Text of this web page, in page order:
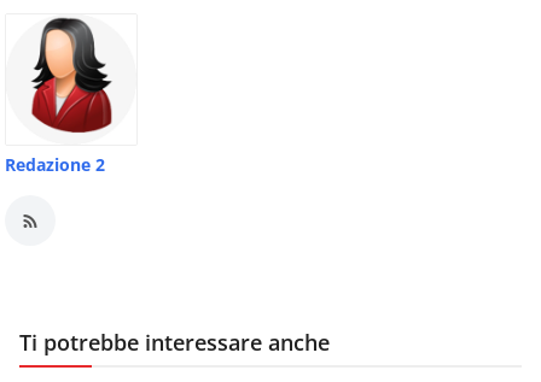
Redazione 2
Ti potrebbe interessare anche